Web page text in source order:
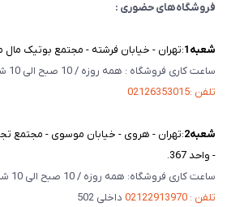
فروشگاه‌های حضوری :
شعبه‌1 :تهران - خیابان فرشته - مجتمع بوتیک مال
ساعت کاری فروشگاه : همه روزه / 10 صبح الی 10 شب.
تلفن :02126353015
شعبه‌2 :تهران - هروی - خیابان موسوی - مجتمع
- واحد 367.
ساعت کاری فروشگاه: همه روزه / 10 صبح الی 10 شب.
تلفن : 02122913970
داخلی 502